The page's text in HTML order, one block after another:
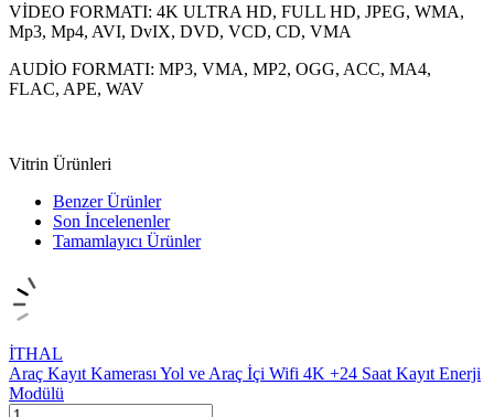
VİDEO FORMATI: 4K ULTRA HD, FULL HD, JPEG, WMA,
Mp3, Mp4, AVI, DvIX, DVD, VCD, CD, VMA
AUDİO FORMATI: MP3, VMA, MP2, OGG, ACC, MA4,
FLAC, APE, WAV
Vitrin Ürünleri
Benzer Ürünler
Son İncelenenler
Tamamlayıcı Ürünler
İTHAL
Araç Kayıt Kamerası Yol ve Araç İçi Wifi 4K +24 Saat Kayıt Enerji
Modülü